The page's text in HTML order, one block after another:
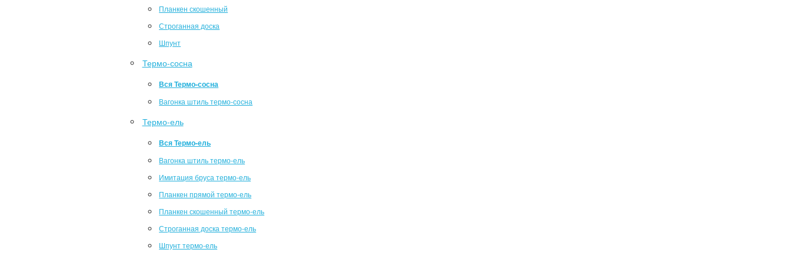
Планкен скошенный
Строганная доска
Шпунт
Термо-сосна
Вся Термо-сосна
Вагонка штиль термо-сосна
Термо-ель
Вся Термо-ель
Вагонка штиль термо-ель
Имитация бруса термо-ель
Планкен прямой термо-ель
Планкен скошенный термо-ель
Строганная доска термо-ель
Шпунт термо-ель